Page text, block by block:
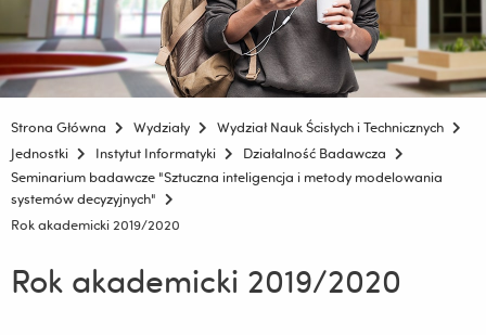
Strona Główna Wydziały
Wydział Nauk Ścisłych i Technicznych
Jednostki
Instytut Informatyki
Działalność Badawcza
Seminarium badawcze "Sztuczna inteligencja i metody modelowania
systemów decyzyjnych"
Rok akademicki 2019/2020
Rok akademicki 2019/2020